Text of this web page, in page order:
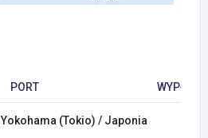
PORT
Yokohama (Tokio) / Japonia